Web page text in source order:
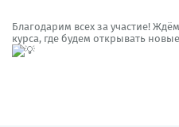
Благодарим всех за участие!
курса, где будем открывать